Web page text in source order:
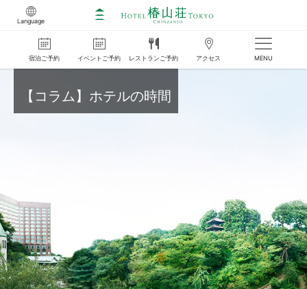
Language
宿泊ご予約 イベント ご予約 レストラン ご予約 アクセス MENU
【コラム】ホテルの時間